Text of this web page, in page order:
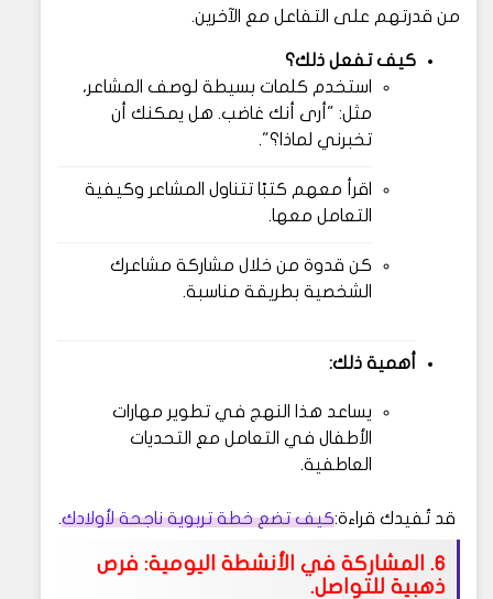
من قدرتهم على التفاعل مع الآخرين.
كيف تفعل ذلك؟
استخدم كلمات بسيطة لوصف المشاعر،
مثل: "أرى أنك غاضب. هل يمكنك أن
تخبرني لماذا؟".
اقرأ معهم كتبًا تتناول المشاعر وكيفية
التعامل معها.
كن قدوة من خلال مشاركة مشاعرك
الشخصية بطريقة مناسبة.
أهمية ذلك:
يساعد هذا النهج في تطوير مهارات
الأطفال في التعامل مع التحديات
العاطفية.
قد تُفيدك قراءة:كيف تضع خطة تربوية ناجحة لأولادك.
6. المشاركة في الأنشطة اليومية: فرص
ذهبية للتواصل.